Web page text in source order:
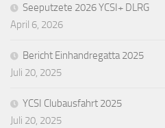
Seeputzete 2026 YCSI+ DLRG
April 6, 2026
Bericht Einhandregatta 2025
Juli 20, 2025
YCSI Clubausfahrt 2025
Juli 20, 2025